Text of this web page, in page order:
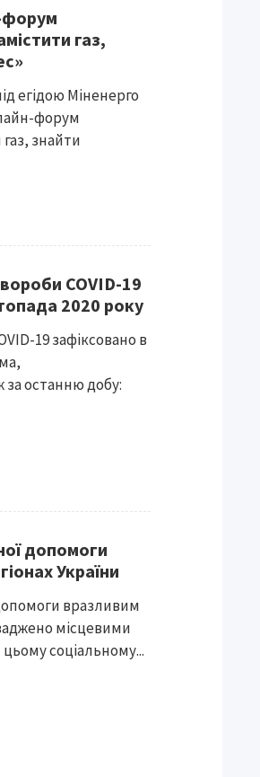
форум
газ,
егідою Міненерго
форум
знайти
COVID-19
2020 року
19 зафіксовано в
за останню добу:
допомоги
України
вразливим
місцевими
цьому соціальному...